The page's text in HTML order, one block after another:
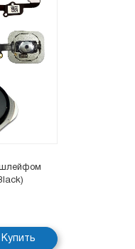
шлейфом
Купить